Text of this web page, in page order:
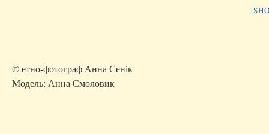
© етно-фотограф Анна Сенік
Модель: Анна Смоловик